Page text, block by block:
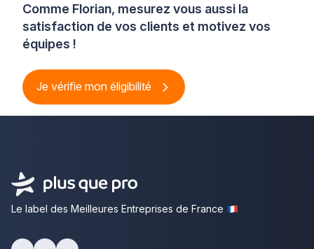
Comme Florian, mesurez vous aussi la
satisfaction de vos clients et motivez vos
équipes !
Je vérifie mon éligibilité
Le label des Meilleures Entreprises de France